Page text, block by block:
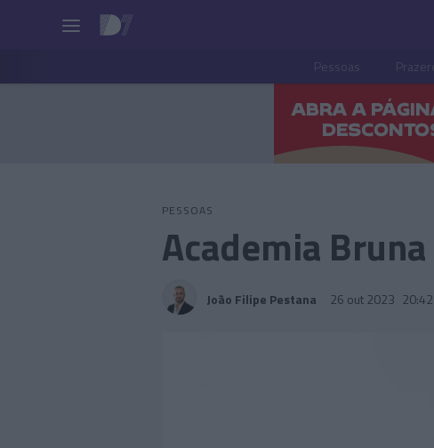
Pessoas
PESSOAS
Academia
João Filipe Pestana 26 out 2023 20:42